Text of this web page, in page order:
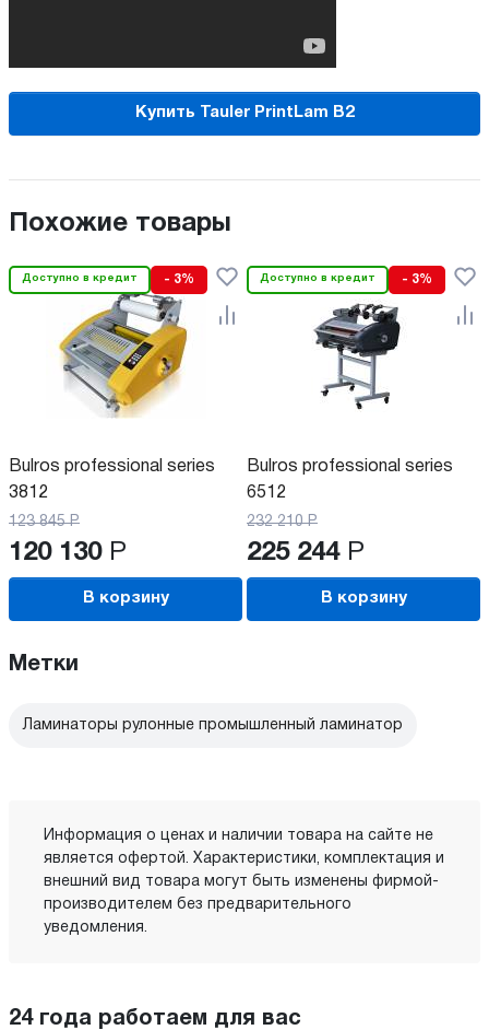
Купить Tauler PrintLam B2
Похожие товары
Доступно в кредит - 3%
Bulros professional series
3812
123 845 Р
120 130 Р
В корзину
Доступно в кредит - 3%
Bulros professional series
6512
232 210 Р
225 244 Р
В корзину
Метки
Ламинаторы рулонные промышленный ламинатор
Информация о ценах и наличии товара на сайте не
является офертой. Характеристики, комплектация и
внешний вид товара могут быть изменены фирмой-
производителем без предварительного
уведомления.
24 года работаем для вас